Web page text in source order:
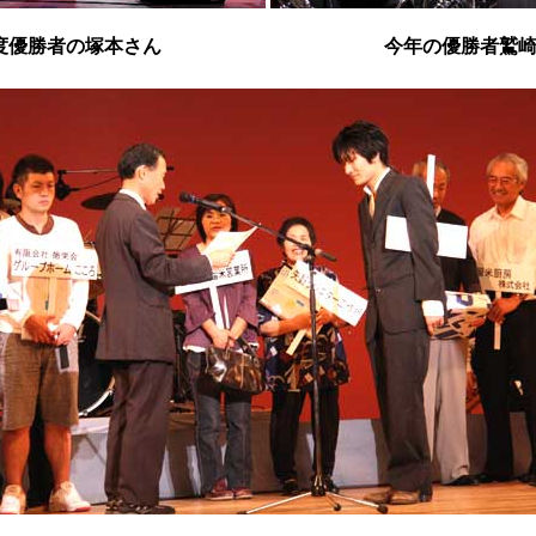
優勝者の塚本さん 今年の優勝者鷲